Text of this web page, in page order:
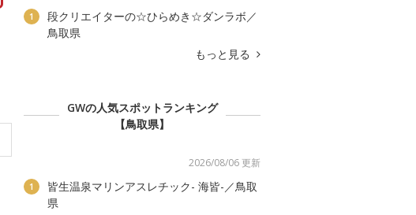
1
段クリエイターの☆ひらめき☆ダンラボ／
鳥取県
もっと見る
GWの人気スポットランキング
【鳥取県】
2026/08/06 更新
1
皆生温泉マリンアスレチック- 海皆-／鳥取
県